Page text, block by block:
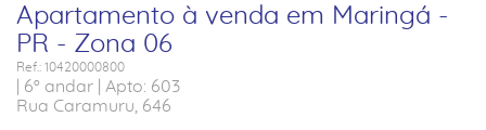
Apartamento à venda em Maringá -
PR - Zona 06
Ref.: 10420000800
| 6º andar | Apto: 603
Rua Caramuru, 646